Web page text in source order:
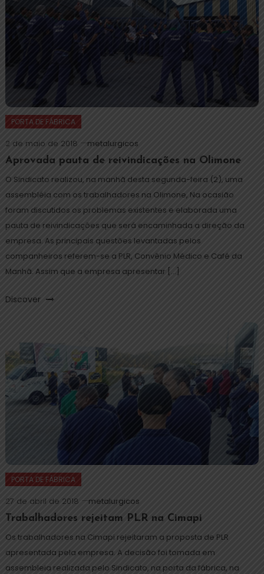
PORTA DE FÁBRICA
2 de maio de 2018
metalurgicos
Aprovada pauta de reivindicações na Olimone
O Sindicato realizou, na manhã desta segunda-feira (2), uma
assembléia com os trabalhadores na Olimone, Na ocasião
foram discutidos os problemas existentes e elaborada uma
pauta de reivindicações que será encaminhada a direção da
empresa. As principais questões levantadas pelos
companheiros referem-se a PLR, Convênio Médico e Café da
Manhã. Assim que a empresa apresentar […]
Discover
PORTA DE FÁBRICA
27 de abril de 2018
metalurgicos
Trabalhadores rejeitam PLR na Cimapi
Os trabalhadores na Cimapi rejeitaram a proposta de PLR
apresentada pela empresa. A decisão foi tomada em
assembleia realizada pelo Sindicato, na porta da fábrica, na